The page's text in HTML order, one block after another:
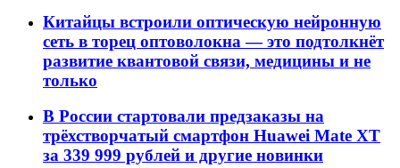
Китайцы встроили оптическую нейронную
сеть в торец оптоволокна — это подтолкнёт
развитие квантовой связи, медицины и не
только
В России стартовали предзаказы на
трёхстворчатый смартфон Huawei Mate XT
за 339 999 рублей и другие новинки